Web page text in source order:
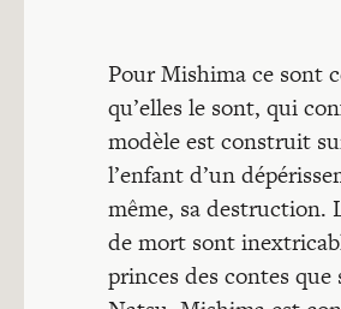
Pour Mishima ce sont
qu’elles le sont, qui
modèle est construit
l’enfant d’un
même, sa destruction.
de mort sont
princes des contes